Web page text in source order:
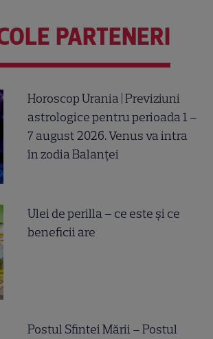
PARTENERI
Horoscop Urania | Previziuni
astrologice pentru perioada 1 –
7 august 2026. Venus va intra
în zodia Balanței
Ulei de perilla – ce este și ce
beneficii are
Postul Sfintei Mării – Postul